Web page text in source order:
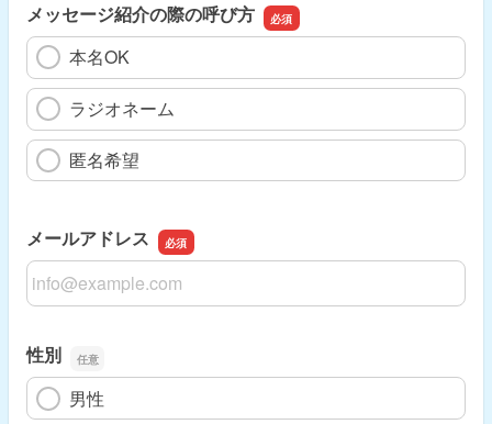
メッセージ紹介の際の呼び方
本名OK
ラジオネーム
匿名希望
メールアドレス
メールアドレス
性別
男性